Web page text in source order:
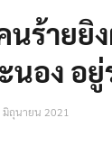
นร้าย
อง อยู่
มิถุนายน 2021